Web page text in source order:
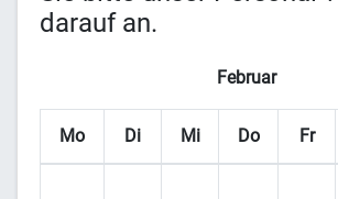
darauf an.
Februar
Mo Di Mi Do Fr